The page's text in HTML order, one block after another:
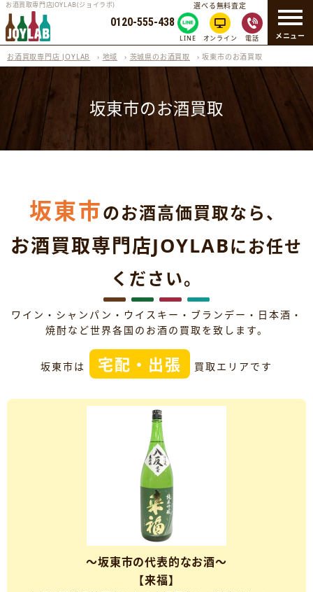
メニュー
お酒買取専門店JOYLAB(ジョイラボ)
0120-555-438
選べる無料査定
LINE オンライン 電話
お酒買取専門店 JOYLAB › 地域 › 茨城県のお酒買取 ›坂東市のお酒買取
坂東市のお酒買取
坂東市のお酒高価買取なら、
お酒買取専門店JOYLABにお任せ
ください。
ワイン・シャンパン・ウイスキー・ブランデー・日本酒・
焼酎など世界各国のお酒の買取を致します。
坂東市は 宅配・出張 買取エリアです
～坂東市の代表的なお酒～
【来福】